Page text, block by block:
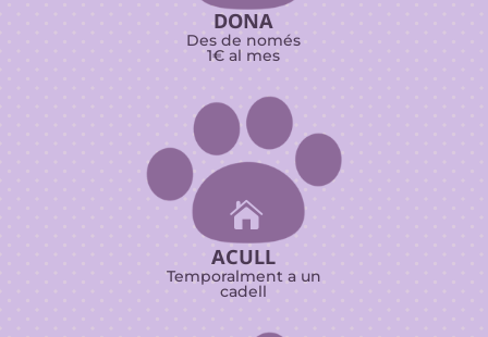
DONA
Des de només
1€ al mes

ACULL
Temporalment a un
cadell